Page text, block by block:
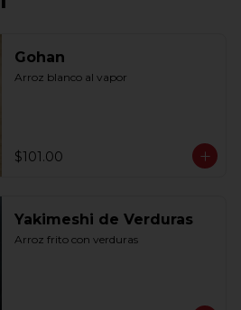
Gohan
Arroz blanco al vapor
$101.00
Yakimeshi de Verduras
Arroz frito con verduras